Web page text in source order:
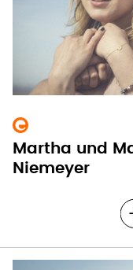
Martha und
Niemeyer